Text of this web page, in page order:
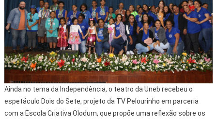
Ainda no tema da Independência, o teatro da Uneb recebeu o
espetáculo Dois do Sete, projeto da TV Pelourinho em parceria
com a Escola Criativa Olodum, que propõe uma reflexão sobre os